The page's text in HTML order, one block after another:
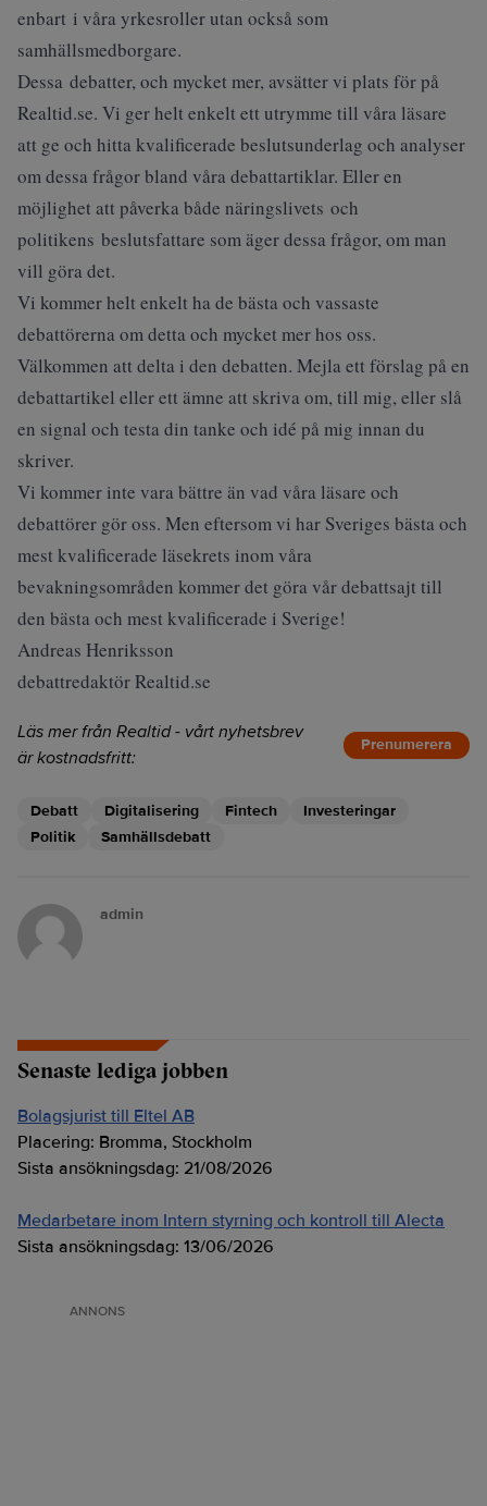
enbart i våra yrkesroller utan också som
samhällsmedborgare.
Dessa debatter, och mycket mer, avsätter vi plats för på
Realtid.se. Vi ger helt enkelt ett utrymme till våra läsare
att ge och hitta kvalificerade beslutsunderlag och analyser
om dessa frågor bland våra debattartiklar. Eller en
möjlighet att påverka både näringslivets och
politikens beslutsfattare som äger dessa frågor, om man
vill göra det.
Vi kommer helt enkelt ha de bästa och vassaste
debattörerna om detta och mycket mer hos oss.
Välkommen att delta i den debatten. Mejla ett förslag på en
debattartikel eller ett ämne att skriva om, till mig, eller slå
en signal och testa din tanke och idé på mig innan du
skriver.
Vi kommer inte vara bättre än vad våra läsare och
debattörer gör oss. Men eftersom vi har Sveriges bästa och
mest kvalificerade läsekrets inom våra
bevakningsområden kommer det göra vår debattsajt till
den bästa och mest kvalificerade i Sverige!
Andreas Henriksson
debattredaktör Realtid.se
Läs mer från Realtid - vårt nyhetsbrev
är kostnadsfritt:
Prenumerera
Debatt Digitalisering Fintech
Investeringar
Politik
Samhällsdebatt
admin
Senaste lediga jobben
Bolagsjurist till Eltel AB
Placering: Bromma, Stockholm
Sista ansökningsdag: 21/08/2026
Medarbetare inom Intern styrning och kontroll till Alecta
Sista ansökningsdag: 13/06/2026
ANNONS